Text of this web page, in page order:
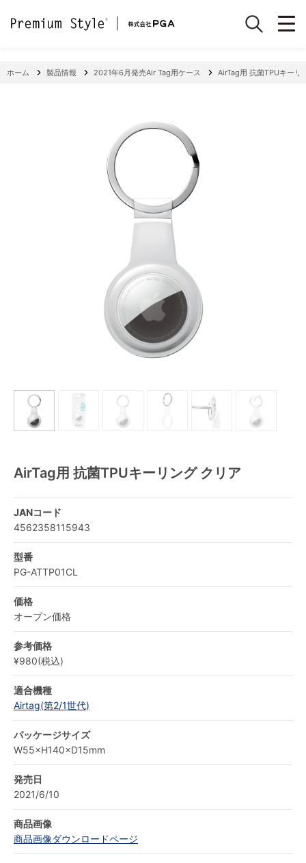
ホーム 製品情報 2021年6月発売Air Tag用ケース AirTag用 抗菌TPUキーリ
AirTag用 抗菌TPUキーリング クリア
JANコード
4562358115943
型番
PG-ATTP01CL
価格
オープン価格
参考価格
¥980(税込)
適合機種
Airtag(第2/1世代)
パッケージサイズ
W55×H140×D15mm
発売日
2021/6/10
商品画像
商品画像ダウンロードページ